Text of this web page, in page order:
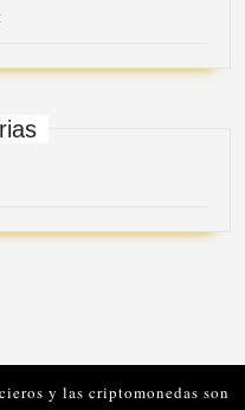
y las criptomonedas son